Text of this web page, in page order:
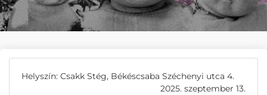
Helyszín: Csakk Stég, Békéscsaba Széchenyi utca 4.
2025. szeptember 13.